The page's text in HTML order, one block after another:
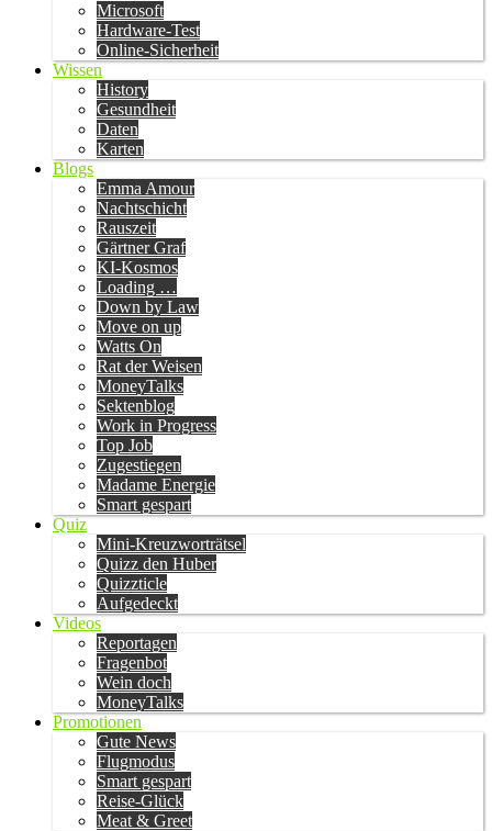
Microsoft
Hardware-Test
Online-Sicherheit
Wissen
History
Gesundheit
Daten
Karten
Blogs
Emma Amour
Nachtschicht
Rauszeit
Gärtner Graf
KI-Kosmos
Loading …
Down by Law
Move on up
Watts On
Rat der Weisen
MoneyTalks
Sektenblog
Work in Progress
Top Job
Zugestiegen
Madame Energie
Smart gespart
Quiz
Mini-Kreuzworträtsel
Quizz den Huber
Quizzticle
Aufgedeckt
Videos
Reportagen
Fragenbot
Wein doch
MoneyTalks
Promotionen
Gute News
Flugmodus
Smart gespart
Reise-Glück
Meat & Greet